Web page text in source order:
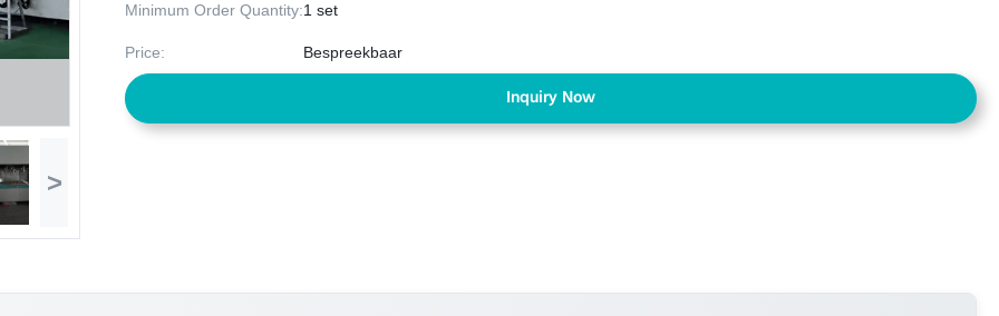
>
Minimum Order Quantity:1 set
Price: Bespreekbaar
Inquiry Now